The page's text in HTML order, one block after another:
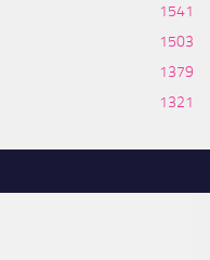
1541
1503
1379
1321